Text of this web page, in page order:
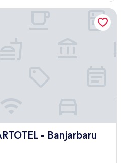
- Banjarbaru
- Banjarbaru
- Banjarbaru